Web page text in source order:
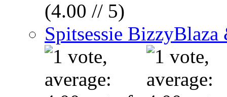
(4.00 // 5)
Spitsessie